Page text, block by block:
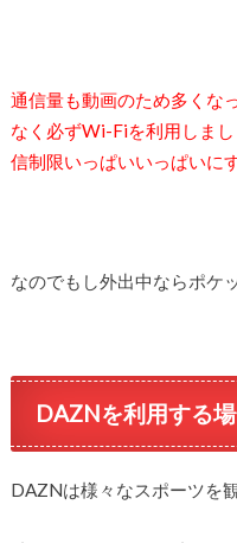
通信量も動画のため多くな
なく必ずWi-Fiを利用しま
信制限いっぱいいっぱいに
なのでもし外出中ならポケ
DAZNを利用する
DAZNは様々なスポーツを